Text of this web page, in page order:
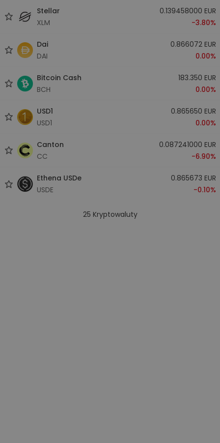
Stellar
XLM
0.139458000 EUR
-3.80%
Dai
DAI
0.866072 EUR
0.00%
Bitcoin Cash
BCH
183.350 EUR
0.00%
USD1
USD1
0.865650 EUR
0.00%
Canton
CC
0.087241000 EUR
-6.90%
Ethena USDe
USDE
0.865673 EUR
-0.10%
25 Kryptowaluty